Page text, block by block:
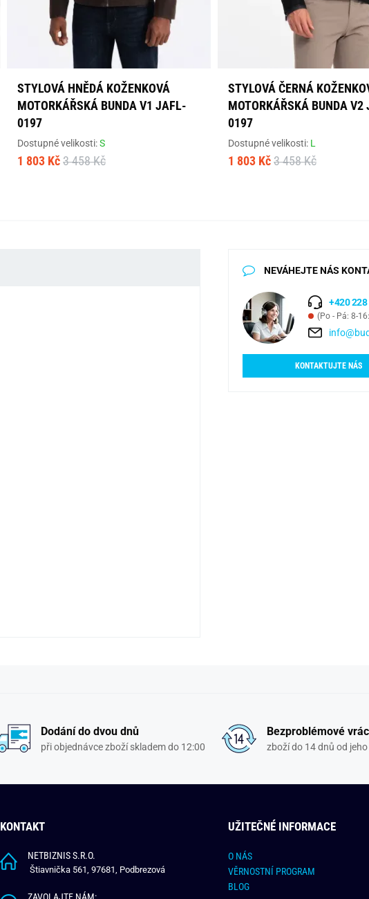
STYLOVÁ HNĚDÁ KOŽENKOVÁ
MOTORKÁŘSKÁ BUNDA V1 JAFL-
0197
Dostupné velikosti:S
1 803 Kč 3 458 Kč
STYLOVÁ ČERNÁ
MOTORKÁŘSKÁ BUNDA V2
0197
Dostupné velikosti: L
1 803 Kč 3 458 Kč
NEVÁHEJTE NÁS
+420 228
(Po - Pá: 8-
KONTAKTUJTE NÁS
Dodání do dvou dnů
při objednávce zboží skladem do 12:00
Bezproblémové
zboží do 14 dnů od
KONTAKT
NETBIZNIS S.R.O.
Štiavnička 561, 97681, Podbrezová
UŽITEČNÉ INFORMACE
O NÁS
VĚRNOSTNÍ PROGRAM
BLOG